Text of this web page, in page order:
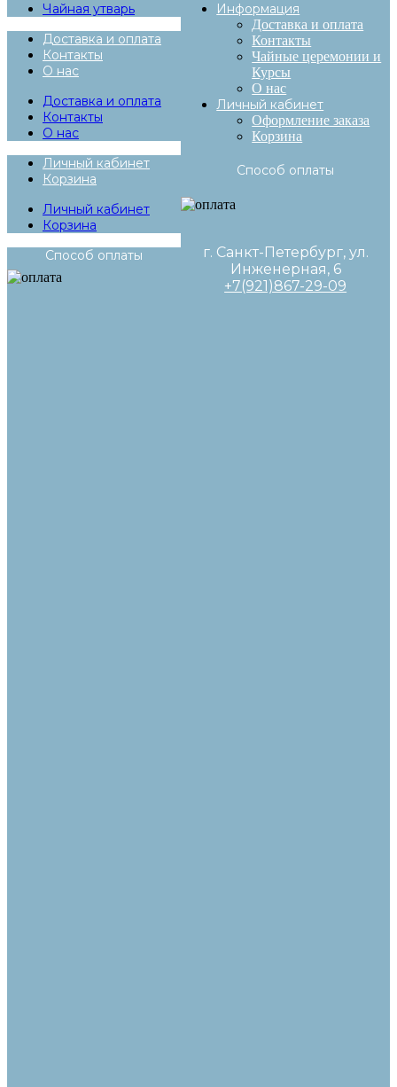
Чайная утварь
Доставка и оплата
Контакты
О нас
Доставка и оплата
Контакты
О нас
Личный кабинет
Корзина
Личный кабинет
Корзина
Способ оплаты
Информация
Доставка и оплата
Контакты
Чайные церемонии и
Курсы
О нас
Личный кабинет
Оформление заказа
Корзина
Способ оплаты
г. Санкт-Петербург, ул.
Инженерная, 6
+7(921)867-29-09